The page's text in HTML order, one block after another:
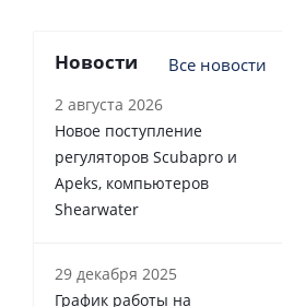
Новости Все новости
2 августа 2026
Новое поступление
регуляторов Scubapro и
Apeks, компьютеров
Shearwater
29 декабря 2025
График работы на